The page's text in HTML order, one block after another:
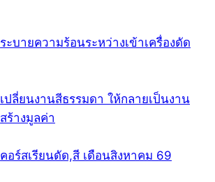
ระบายความร้อนระหว่างเข้าเครื่องดัด
เปลี่ยนงานสีธรรมดา ให้กลายเป็นงาน
สร้างมูลค่า
คอร์สเรียนดัด,สี เดือนสิงหาคม 69